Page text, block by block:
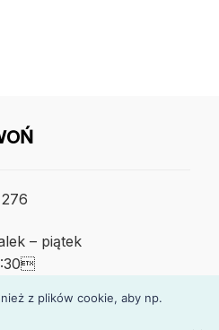
– piątek
z plików cookie, aby np.